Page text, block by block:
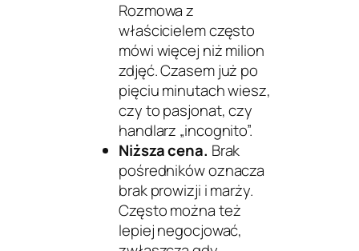
Rozmowa z
właścicielem często
mówi więcej niż milion
zdjęć. Czasem już po
pięciu minutach wiesz,
czy to pasjonat, czy
handlarz „incognito”.
Niższa cena. Brak
pośredników oznacza
brak prowizji i marży.
Często można też
lepiej negocjować,